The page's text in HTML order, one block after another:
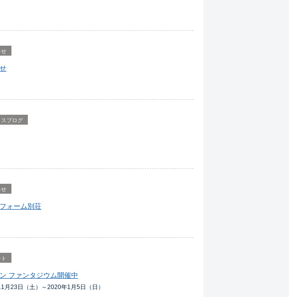
せ
スブログ
せ
ォーム別荘
ファンタジウム開催中
月23日（土）～2020年1月5日（日）